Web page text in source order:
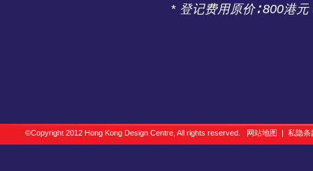
* 登记费用原价∶ 800港
©Copyright 2012 Hong Kong Design Centre, All rights reserved. 网站地图 | 私隐条